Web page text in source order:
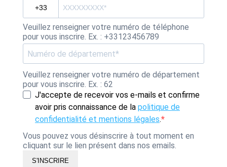
Veuillez renseigner votre numéro de téléphone
pour vous inscrire. Ex. : +33123456789
Veuillez renseigner votre numéro de département
pour vous inscrire. Ex. : 62
J'accepte de recevoir vos e-mails et confirme
avoir pris connaissance de la politique de
confidentialité et mentions légales.
Vous pouvez vous désinscrire à tout moment en
cliquant sur le lien présent dans nos emails.
S'INSCRIRE